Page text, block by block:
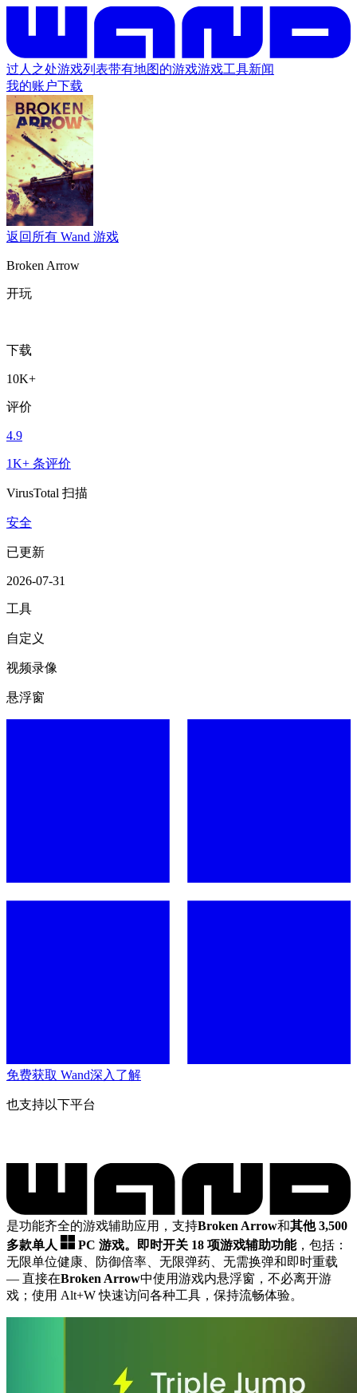
过人之处游戏列表带有地图的游戏游戏工具新闻
我的账户下载
返回所有 Wand 游戏
Broken Arrow
开玩
下载
10K+
评价
4.9
1K+ 条评价
VirusTotal 扫描
安全
已更新
2026-07-31
工具
自定义
视频录像
悬浮窗
免费获取 Wand深入了解
也支持以下平台
是功能齐全的游戏辅助应用，支持Broken Arrow和其他 3,500
多款单人
PC 游戏。 即时开关 18 项游戏辅助功能，包括：
无限单位健康、防御倍率、无限弹药、无需换弹和即时重载
— 直接在Broken Arrow中使用游戏内悬浮窗，不必离开游
戏；使用 Alt+W 快速访问各种工具，保持流畅体验。